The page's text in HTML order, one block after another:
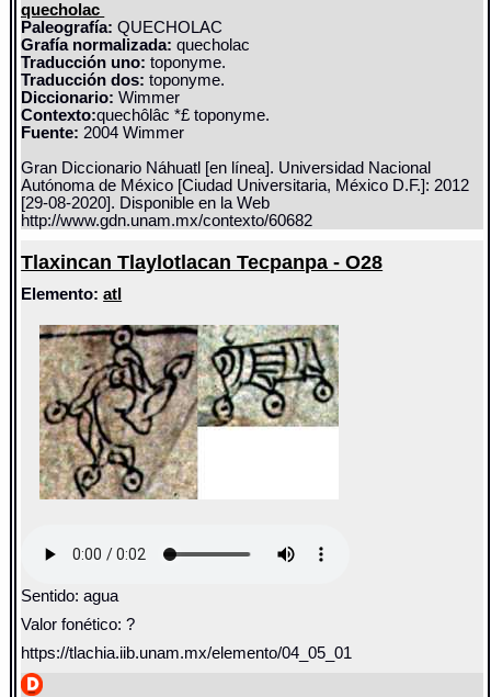
quecholac
Paleografía: QUECHOLAC
Grafía normalizada: quecholac
Traducción uno: toponyme.
Traducción dos: toponyme.
Diccionario:Wimmer
Contexto:quechôlâc *£ toponyme.
Fuente: 2004 Wimmer
Gran Diccionario Náhuatl [en línea]. Universidad Nacional
Autónoma de México [Ciudad Universitaria, México D.F.]: 2012
[29-08-2020]. Disponible en la Web
http://www.gdn.unam.mx/contexto/60682
Tlaxincan Tlaylotlacan Tecpanpa - O28
Elemento:atl
Sentido: agua
Valor fonético: ?
https://tlachia.iib.unam.mx/elemento/04_05_01